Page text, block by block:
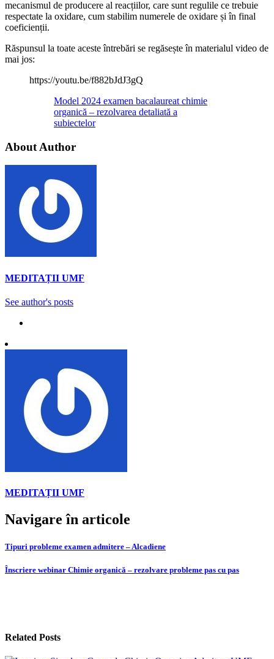
mecanismul de producere al reacțiilor, care sunt regulile ce trebuie
respectate la oxidare, cum stabilim numerele de oxidare și în final
coeficienții.
Răspunsul la toate aceste întrebări se regăsește în materialul video de
mai jos:
https://youtu.be/f882bJdJ3gQ
Model 2024 examen bacalaureat chimie
organică – rezolvarea detaliată a
subiectelor
About Author
MEDITAȚII UMF
See author's posts
MEDITAȚII UMF
Navigare în articole
Tipuri probleme examen admitere – Alcadiene
Înscriere webinar Chimie organică – rezolvare probleme pas cu pas
Related Posts